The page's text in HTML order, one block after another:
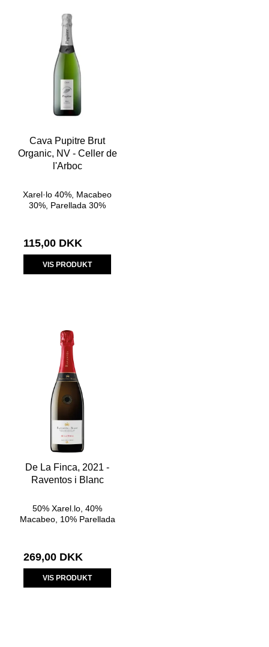
Cava Pupitre Brut
Organic, NV - Celler de
l'Arboc
Xarel·lo 40%, Macabeo
30%, Parellada 30%
115,00 DKK
VIS PRODUKT
De La Finca, 2021 -
Raventos i Blanc
50% Xarel.lo, 40%
Macabeo, 10% Parellada
269,00 DKK
VIS PRODUKT